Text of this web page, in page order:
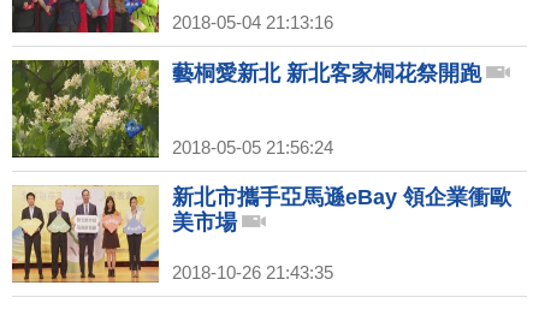
2018-05-04 21:13:16
藝桐愛新北 新北客家桐花祭開跑
2018-05-05 21:56:24
新北市攜手亞馬遜eBay 領企業衝歐
美市場
2018-10-26 21:43:35